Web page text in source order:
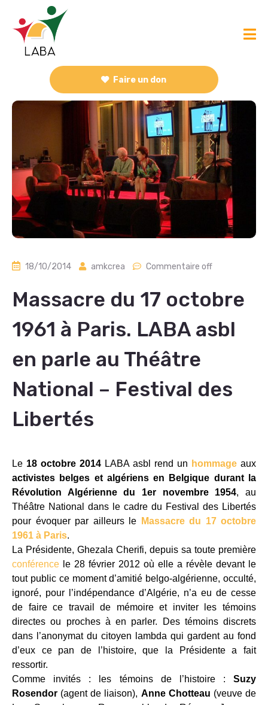
Faire un don
18/10/2014 amkcrea Commentaire off
Massacre du 17 octobre
1961 à Paris. LABA asbl
en parle au Théâtre
National – Festival des
Libertés
Le 18 octobre 2014 LABA asbl rend un hommage aux
activistes belges et algériens en Belgique durant la
Révolution Algérienne du 1er novembre 1954, au
Théâtre National dans le cadre du Festival des Libertés
pour évoquer par ailleurs le
Massacre du 17 octobre
1961 à Paris.
La Présidente, Ghezala Cherifi, depuis sa toute première
conférence le 28 février 2012 où elle a révèle devant le
tout public ce moment d’amitié belgo-algérienne, occulté,
ignoré, pour l’indépendance d’Algérie, n’a eu de cesse
de faire ce travail de mémoire et inviter les témoins
directes ou proches à en parler. Des témoins discrets
dans l’anonymat du citoyen lambda qui gardent au fond
d’eux ce pan de l’histoire, que la Présidente a fait
ressortir.
Comme invités : les témoins de l’histoire : Suzy
Rosendor (agent de liaison), Anne Chotteau (veuve de